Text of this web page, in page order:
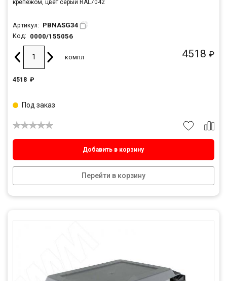
крепежом, цвет серый RAL7042
Артикул: PBNASG34
Код: 0000/155056
4518 ₽
компл
4518 ₽
Добавить в корзину
Перейти в корзину
Под заказ